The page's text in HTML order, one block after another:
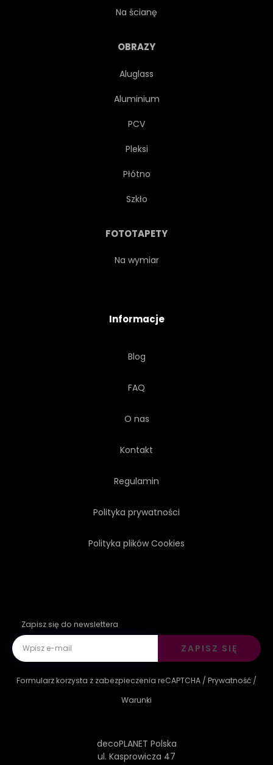
Na ścianę
OBRAZY
Aluglass
Aluminium
PCV
Pleksi
Płótno
Szkło
FOTOTAPETY
Na wymiar
Informacje
Blog
FAQ
O nas
Kontakt
Regulamin
Polityka prywatności
Polityka plików Cookies
Zapisz się do newslettera
ZAPISZ SIĘ
Formularz korzysta z zabezpieczenia reCAPTCHA / Prywatność /
Warunki
decoPLANET Polska
ul. Kasprowicza 47